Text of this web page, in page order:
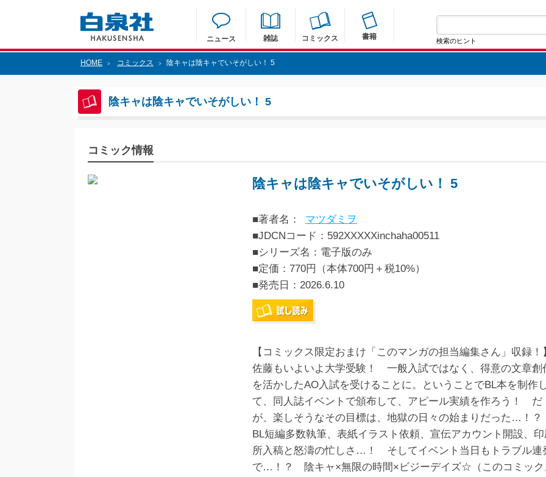
ニュース 雑誌 コミックス 書籍 検索のヒント
HOME > コミックス > 陰キャは陰キャでいそがしい！ 5
陰キャは陰キャでいそがしい！ 5
コミック情報
陰キャは陰キャでいそがしい！ 5
■著者名：
マツダミヲ
■JDCNコード：592XXXXXinchaha00511
■シリーズ名：電子版のみ
■定価：770円（本体700円＋税10%）
■発売日： 2026.6.10
【コミックス限定おまけ「このマンガの担当編集さん」収録！
佐藤もいよいよ大学受験！ 一般入試ではなく、得意の文章創
を活かしたAO入試を受けることに。ということでBL本を制作
て、同人誌イベントで頒布して、アピール実績を作ろう！ だ
が、楽しそうなその目標は、地獄の日々の始まりだった…！
BL短編多数執筆、表紙イラスト依頼、宣伝アカウント開設、印
所入稿と怒濤の忙しさ…！ そしてイベント当日もトラブル連
で…！？ 陰キャ×無限の時間×ビジーデイズ☆（このコミック